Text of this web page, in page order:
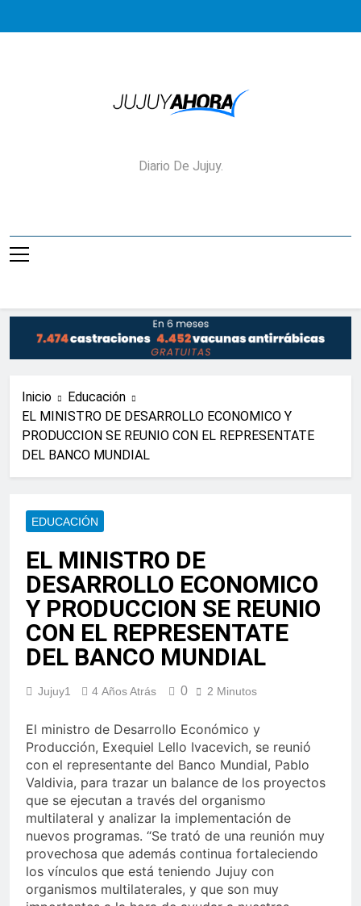
Jujuy Ahora!
Diario De Jujuy.
Inicio
Educación
EL MINISTRO DE DESARROLLO ECONOMICO Y
PRODUCCION SE REUNIO CON EL REPRESENTATE
DEL BANCO MUNDIAL
EDUCACIÓN
EL MINISTRO DE
DESARROLLO ECONOMICO
Y PRODUCCION SE REUNIO
CON EL REPRESENTATE
DEL BANCO MUNDIAL
Jujuy1 4 Años Atrás 0 2 Minutos
El ministro de Desarrollo Económico y
Producción, Exequiel Lello Ivacevich, se reunió
con el representante del Banco Mundial, Pablo
Valdivia, para trazar un balance de los proyectos
que se ejecutan a través del organismo
multilateral y analizar la implementación de
nuevos programas. “Se trató de una reunión muy
provechosa que además continua fortaleciendo
los vínculos que está teniendo Jujuy con
organismos multilaterales, y que son muy